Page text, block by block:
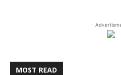
-
MOST READ